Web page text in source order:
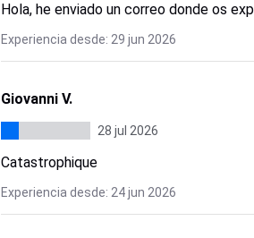
Hola, he enviado un correo donde os
Experiencia desde: 29 jun 2026
Giovanni V.
28 jul 2026
Catastrophique
Experiencia desde: 24 jun 2026